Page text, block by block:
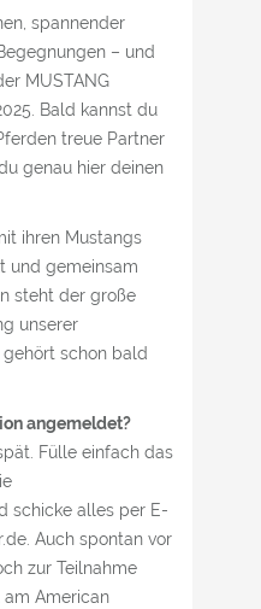
spannender
– und
MUSTANG
Bald kannst du
treue Partner
genau hier deinen
ihren Mustangs
und gemeinsam
steht der große
unserer
schon bald
angemeldet?
Fülle einfach das
schicke alles per E-
Auch spontan vor
zur Teilnahme
American